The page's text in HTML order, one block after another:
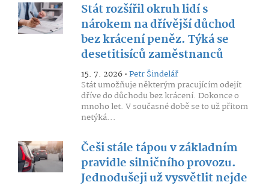
Stát rozšířil okruh lidí s
nárokem na dřívější důchod
bez krácení peněz. Týká se
desetitisíců zaměstnanců
15. 7. 2026 •Petr Šindelář
Stát umožňuje některým pracujícím odejít
dříve do důchodu bez krácení. Dokonce o
mnoho let. V současné době se to už přitom
netýká...
Češi stále tápou v základním
pravidle silničního provozu.
Jednodušeji už vysvětlit nejde